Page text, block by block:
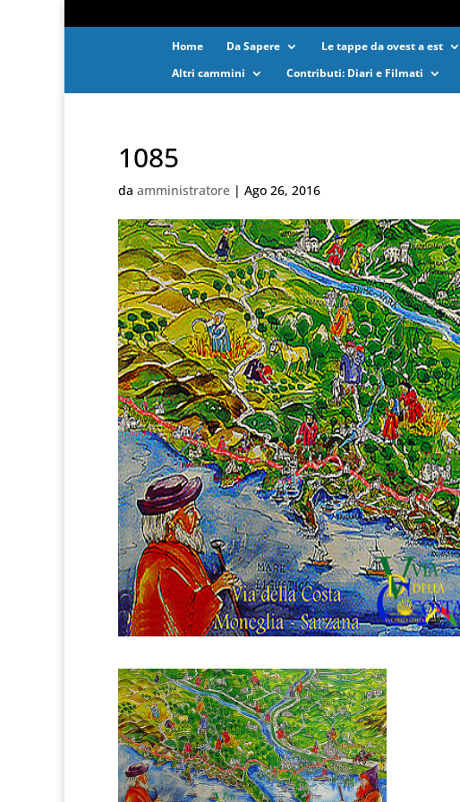
Home Da Sapere Le tappe da ovest a est
Altri cammini
Contributi: Diari e Filmati
1085
da amministratore | Ago 26, 2016